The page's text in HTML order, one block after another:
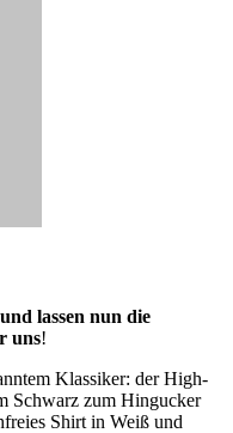
lassen nun die
uns!
Klassiker: der High-
Schwarz zum Hingucker
Shirt in Weiß und